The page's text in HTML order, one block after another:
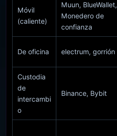
Móvil
(caliente)
Muun, BlueWallet,
Monedero de
confianza
De oficina electrum, gorrión
Custodia
de
intercambi
o
Binance, Bybit